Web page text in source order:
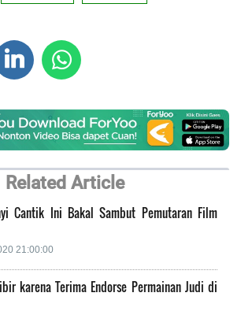
Related Article
Cantik Ini Bakal Sambut Pemutaran Film
21:00:00
karena Terima Endorse Permainan Judi di